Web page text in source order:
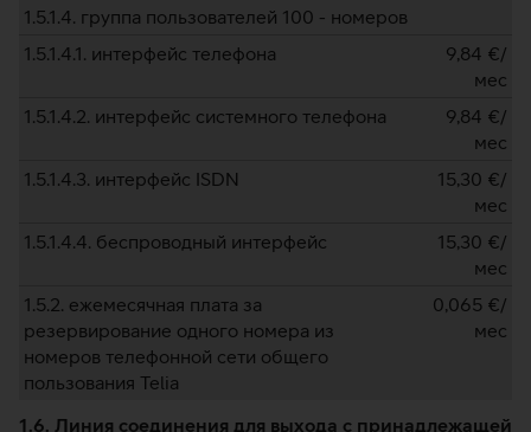
1.5.1.4. группа пользователей 100 - номеров
1.5.1.4.1. интерфейс телефона
9,84 €/
мес
1.5.1.4.2. интерфейс системного телефона
9,84 €/
мес
1.5.1.4.3. интерфейс ISDN
15,30 €/
мес
1.5.1.4.4. беспроводный интерфейс
15,30 €/
мес
1.5.2. ежемесячная плата за
резервирование одного номера из
номеров телефонной сети общего
пользования Telia
0,065 €/
мес
1.6. Линия соединения для выхода с принадлежащей